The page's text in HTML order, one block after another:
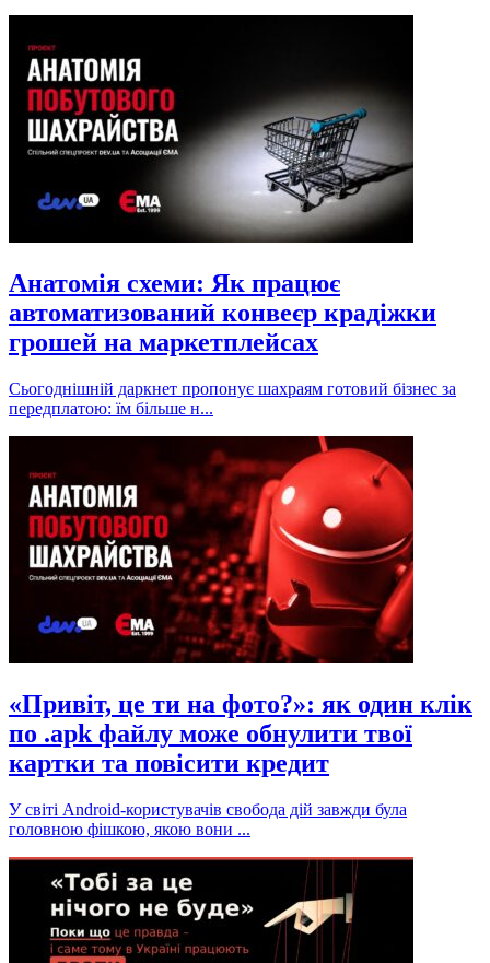
Анатомія схеми: Як працює
автоматизований конвеєр крадіжки
грошей на маркетплейсах
Сьогоднішній даркнет пропонує шахраям готовий бізнес за
передплатою: їм більше н...
«Привіт, це ти на фото?»: як один клік
по .apk файлу може обнулити твої
картки та повісити кредит
У світі Android-користувачів свобода дій завжди була
головною фішкою, якою вони ...